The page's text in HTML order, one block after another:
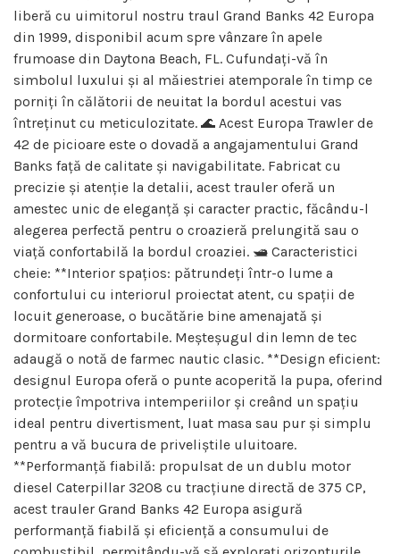
liberă cu uimitorul nostru traul Grand Banks 42 Europa
din 1999, disponibil acum spre vânzare în apele
frumoase din Daytona Beach, FL. Cufundați-vă în
simbolul luxului și al măiestriei atemporale în timp ce
porniți în călătorii de neuitat la bordul acestui vas
întreținut cu meticulozitate. 🌊 Acest Europa Trawler de
42 de picioare este o dovadă a angajamentului Grand
Banks față de calitate și navigabilitate. Fabricat cu
precizie și atenție la detalii, acest trauler oferă un
amestec unic de eleganță și caracter practic, făcându-l
alegerea perfectă pentru o croazieră prelungită sau o
viață confortabilă la bordul croaziei. 🛥️ Caracteristici
cheie: **Interior spațios: pătrundeți într-o lume a
confortului cu interiorul proiectat atent, cu spații de
locuit generoase, o bucătărie bine amenajată și
dormitoare confortabile. Meșteșugul din lemn de tec
adaugă o notă de farmec nautic clasic. **Design eficient:
designul Europa oferă o punte acoperită la pupa, oferind
protecție împotriva intemperiilor și creând un spațiu
ideal pentru divertisment, luat masa sau pur și simplu
pentru a vă bucura de priveliștile uluitoare.
**Performanță fiabilă: propulsat de un dublu motor
diesel Caterpillar 3208 cu tracțiune directă de 375 CP,
acest trauler Grand Banks 42 Europa asigură
performanță fiabilă și eficiență a consumului de